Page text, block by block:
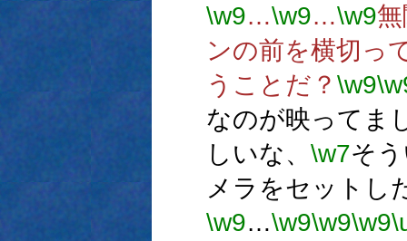
\w9…\w9…\w9
ンの前を横切っ
うことだ？ \w9
なのが映ってま
しいな、 \w7そ
メラをセット
\w9…\w9\w9\w9